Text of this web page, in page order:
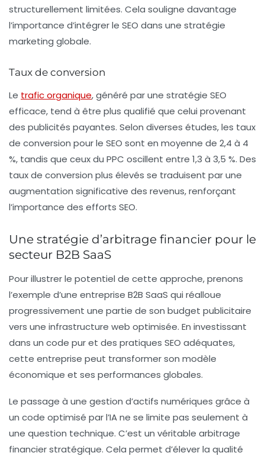
structurellement limitées. Cela souligne davantage
l’importance d’intégrer le SEO dans une stratégie
marketing globale.
Taux de conversion
Le trafic organique, généré par une stratégie SEO
efficace, tend à être plus qualifié que celui provenant
des publicités payantes. Selon diverses études, les taux
de conversion pour le SEO sont en moyenne de 2,4 à 4
%, tandis que ceux du PPC oscillent entre 1,3 à 3,5 %. Des
taux de conversion plus élevés se traduisent par une
augmentation significative des revenus, renforçant
l’importance des efforts SEO.
Une stratégie d’arbitrage financier pour le
secteur B2B SaaS
Pour illustrer le potentiel de cette approche, prenons
l’exemple d’une entreprise B2B SaaS qui réalloue
progressivement une partie de son budget publicitaire
vers une infrastructure web optimisée. En investissant
dans un code pur et des pratiques SEO adéquates,
cette entreprise peut transformer son modèle
économique et ses performances globales.
Le passage à une gestion d’actifs numériques grâce à
un code optimisé par l’IA ne se limite pas seulement à
une question technique. C’est un véritable arbitrage
financier stratégique. Cela permet d’élever la qualité